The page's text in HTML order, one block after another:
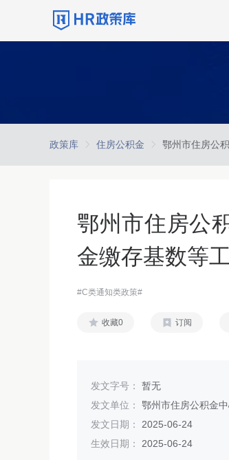
政策库 住房公积金
鄂州市住房公
金缴存基数等
#C类通知类政策#
收藏0 订阅
发文字号： 暂无
发文单位： 鄂州市住房公积金
发文日期： 2025-06-24
生效日期： 2025-06-24